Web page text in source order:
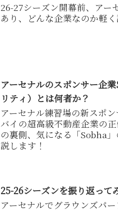
26-27シーズン開幕前、アー
あり、どんな企業なのか軽く
アーセナルのスポンサー企
リティ）とは何者か？
アーセナル練習場の新スポ
バイの超高級不動産企業の
の裏側、気になる「Sobha
説します！
25-26シーズンを振り返って
アーセナルでグラウンズパ